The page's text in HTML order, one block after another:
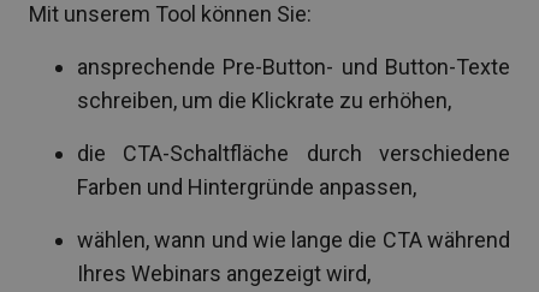
Mit unserem Tool können Sie:
ansprechende Pre-Button- und Button-Texte
schreiben, um die Klickrate zu erhöhen,
die CTA-Schaltfläche durch verschiedene
Farben und Hintergründe anpassen,
wählen, wann und wie lange die CTA während
Ihres Webinars angezeigt wird,